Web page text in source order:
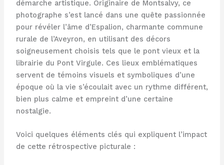
démarche artistique. Originaire de Montsalvy, ce
photographe s’est lancé dans une quête passionnée
pour révéler l’âme d’Espalion, charmante commune
rurale de l’Aveyron, en utilisant des décors
soigneusement choisis tels que le pont vieux et la
librairie du Pont Virgule. Ces lieux emblématiques
servent de témoins visuels et symboliques d’une
époque où la vie s’écoulait avec un rythme différent,
bien plus calme et empreint d’une certaine
nostalgie.
Voici quelques éléments clés qui expliquent l’impact
de cette rétrospective picturale :